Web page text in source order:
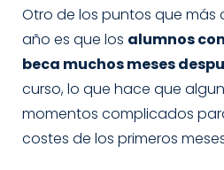
Otro de los puntos que más
año es que los alumnos
beca muchos meses
curso, lo que hace que
momentos complicados
costes de los primeros